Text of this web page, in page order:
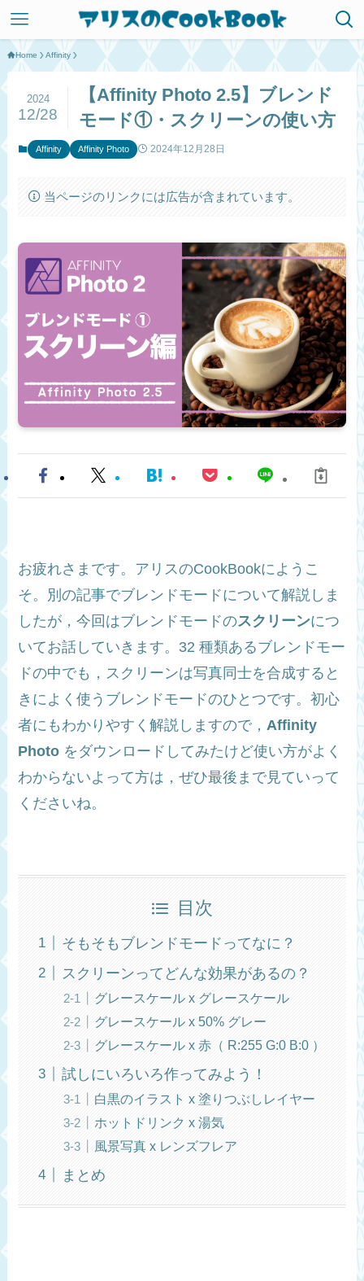
Home Affinity
【Affinity Photo 2.5】ブレンド
モード①・スクリーンの使い方
2024
12/28
Affinity Affinity Photo 2024年12月28日
当ページのリンクには広告が含まれています。
お疲れさまです。アリスのCookBookにようこ
そ。別の記事でブレンドモードについて解説しま
したが，今回はブレンドモードのスクリーンにつ
いてお話していきます。32 種類あるブレンドモー
ドの中でも，スクリーンは写真同士を合成すると
きによく使うブレンドモードのひとつです。初心
者にもわかりやすく解説しますので，Affinity
Photo をダウンロードしてみたけど使い方がよく
わからないよって方は，ぜひ最後まで見ていって
くださいね。
目次
そもそもブレンドモードってなに？
スクリーンってどんな効果があるの？
グレースケール x グレースケール
グレースケール x 50% グレー
グレースケール x 赤（ R:255 G:0 B:0 ）
試しにいろいろ作ってみよう！
白黒のイラスト x 塗りつぶしレイヤー
ホットドリンク x 湯気
風景写真 x レンズフレア
まとめ